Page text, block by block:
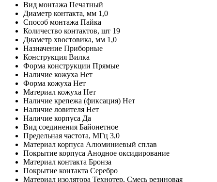
Вид монтажа Печатный
Диаметр контакта, мм 1,0
Способ монтажа Пайка
Количество контактов, шт 19
Диаметр хвостовика, мм 1,0
Назначение Приборные
Конструкция Вилка
Форма конструкции Прямые
Наличие кожуха Нет
Форма кожуха Нет
Материал кожуха Нет
Наличие крепежа (фиксация) Нет
Наличие ловителя Нет
Наличие корпуса Да
Вид соединения Байонетное
Предельная частота, МГц 3,0
Материал корпуса Алюминиевый сплав
Покрытие корпуса Анодное оксидирование
Материал контакта Бронза
Покрытие контакта Серебро
Материал изолятора Технотер, Смесь резиновая